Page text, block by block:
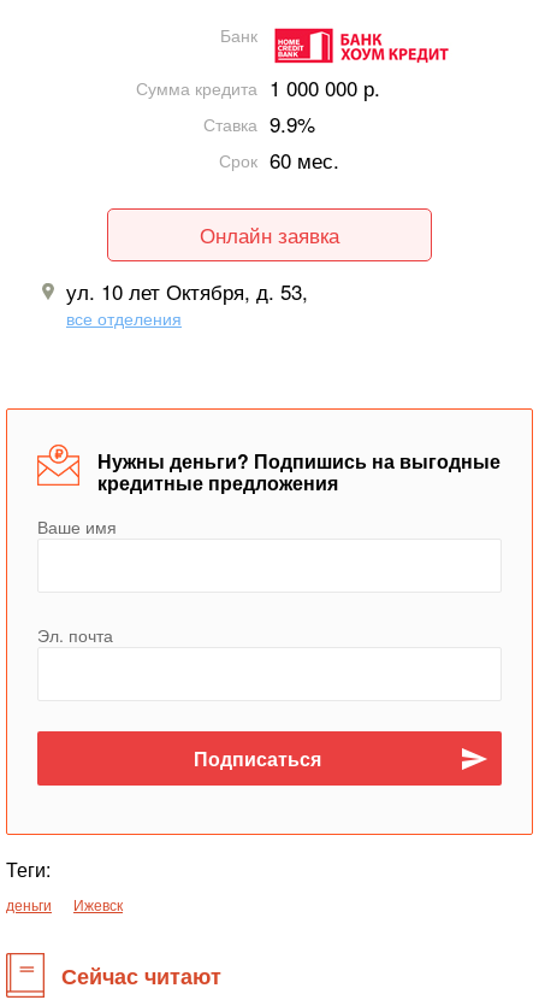
Банк
Сумма кредита 1 000 000 р.
Ставка 9.9%
Срок 60 мес.
Онлайн заявка
ул. 10 лет Октября, д. 53,
все отделения
Нужны деньги? Подпишись на выгодные
кредитные предложения
Ваше имя
Эл. почта
Теги:
деньги Ижевск
Сейчас читают